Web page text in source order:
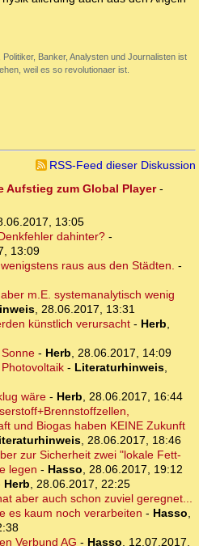
Banker, Analysten und Journalisten ist
weil es so revolutionaer ist.
RSS-Feed dieser Diskussion
Aufstieg zum Global Player-
13:05
dahinter?-
13:09
raus aus den Städten. -
m.E. systemanalytisch wenig
, 28.06.2017, 13:31
künstlich verursacht- Herb,
- Herb, 28.06.2017, 14:09
- Literaturhinweis,
wäre- Herb, 28.06.2017, 16:44
und Biogas haben KEINE Zukunft
, 28.06.2017, 18:46
zur Sicherheit zwei "lokale Fett-
legen - Hasso, 28.06.2017, 19:12
Herb, 28.06.2017, 22:25
aber auch schon zuviel geregnet...
es kaum noch verarbeiten - Hasso,
Verbund AG - Hasso, 12.07.2017,